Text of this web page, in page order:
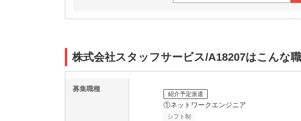
株式会社スタッフサービス/A18207はこんな職
募集職種
紹介予定派遣
①ネットワークエンジニア
シフト制